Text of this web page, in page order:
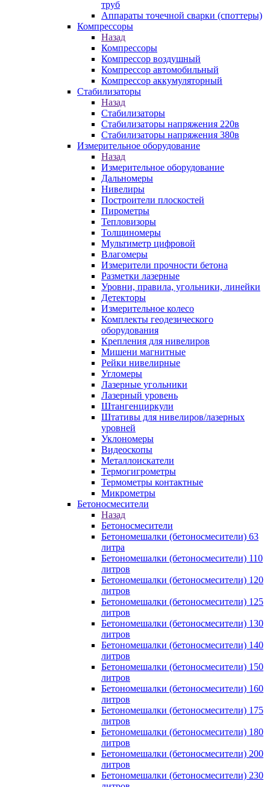
труб
Аппараты точечной сварки (споттеры)
Компрессоры
Назад
Компрессоры
Компрессор воздушный
Компрессор автомобильный
Компрессор аккумуляторный
Стабилизаторы
Назад
Стабилизаторы
Стабилизаторы напряжения 220в
Стабилизаторы напряжения 380в
Измерительное оборудование
Назад
Измерительное оборудование
Дальномеры
Нивелиры
Построители плоскостей
Пирометры
Тепловизоры
Толщиномеры
Мультиметр цифровой
Влагомеры
Измерители прочности бетона
Разметки лазерные
Уровни, правила, угольники, линейки
Детекторы
Измерительное колесо
Комплекты геодезического
оборудования
Крепления для нивелиров
Мишени магнитные
Рейки нивелирные
Угломеры
Лазерные угольники
Лазерный уровень
Штангенциркули
Штативы для нивелиров/лазерных
уровней
Уклономеры
Видеоскопы
Металлоискатели
Термогигрометры
Термометры контактные
Микрометры
Бетоносмесители
Назад
Бетоносмесители
Бетономешалки (бетоносмесители) 63
литра
Бетономешалки (бетоносмесители) 110
литров
Бетономешалки (бетоносмесители) 120
литров
Бетономешалки (бетоносмесители) 125
литров
Бетономешалки (бетоносмесители) 130
литров
Бетономешалки (бетоносмесители) 140
литров
Бетономешалки (бетоносмесители) 150
литров
Бетономешалки (бетоносмесители) 160
литров
Бетономешалки (бетоносмесители) 175
литров
Бетономешалки (бетоносмесители) 180
литров
Бетономешалки (бетоносмесители) 200
литров
Бетономешалки (бетоносмесители) 230